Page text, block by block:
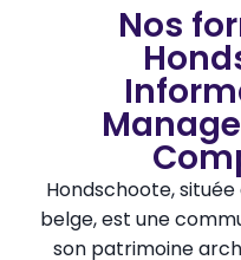
Nos
Hondschoote,
belge, est une
son patrimoine